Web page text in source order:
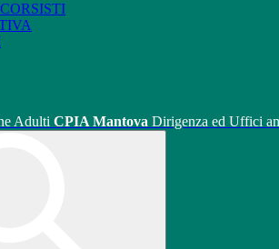
Adulti CPIA Mantova Dirigenza ed Uffici